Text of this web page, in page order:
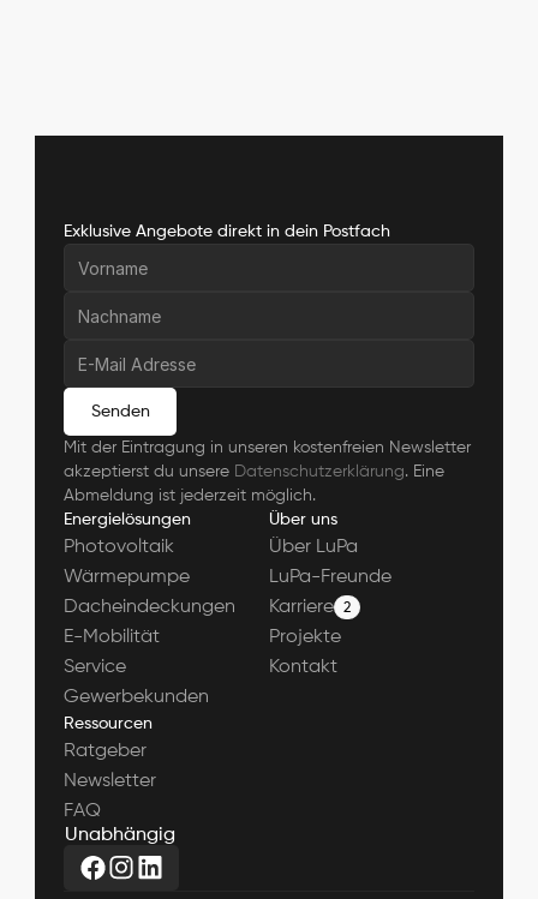
Unabhängig
Energielösungen
Photovoltaik
Wärmepumpe
Dacheindeckungen
E-Mobilität
Service
Gewerbekunden
Über uns
Über LuPa
LuPa-Freunde
Karriere
2
Projekte
Kontakt
Ressourcen
Ratgeber
Newsletter
FAQ
Exklusive Angebote direkt in dein Postfach
Senden
Mit der Eintragung in unseren kostenfreien Newsletter
akzeptierst du unsere Datenschutzerklärung. Eine
Abmeldung ist jederzeit möglich.